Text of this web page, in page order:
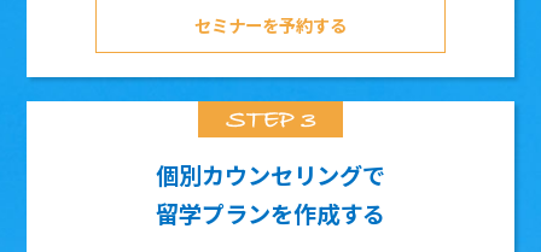
セミナーを予約する
個別カウンセリングで
留学プランを作成する